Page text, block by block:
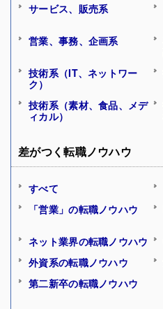
サービス、販売系
営業、事務、企画系
技術系（IT、ネットワー
ク）
技術系（素材、食品、メデ
ィカル）
差がつく転職ノウハウ
すべて
「営業」の転職ノウハウ
ネット業界の転職ノウハウ
外資系の転職ノウハウ
第二新卒の転職ノウハウ